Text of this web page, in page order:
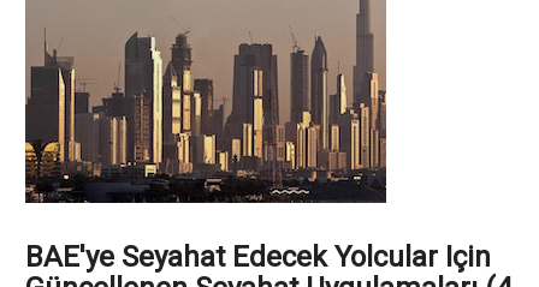
BAE'ye Seyahat Edecek Yolcular Için